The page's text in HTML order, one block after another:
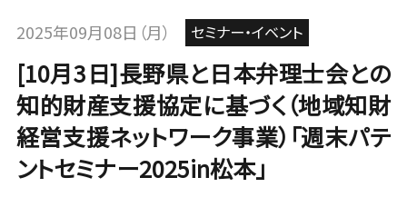
[10月3日]長野県と日本弁理士会との
知的財産支援協定に基づく（地域知財
経営支援ネットワーク事業）「週末パテ
ントセミナー2025in松本」
2025年09月08日（月） セミナー・イベント